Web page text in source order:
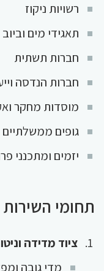
רשויות ניקוז
תאגידי מים וביוב
חברות תשתית
חברות הנדסה
מוסדות מחקר
גופים ממשלתיים
יזמים ומתכנני
תחומי השירות
ציוד מדידה
מדי גובה